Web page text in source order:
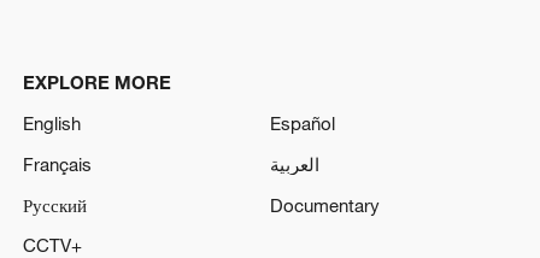
EXPLORE MORE
English
Español
Français
العربية
Русский
Documentary
CCTV+